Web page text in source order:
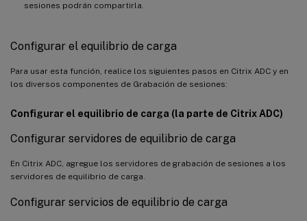
sesiones podrán compartirla.
Configurar el equilibrio de carga
Para usar esta función, realice los siguientes pasos en Citrix ADC y en
los diversos componentes de Grabación de sesiones:
Configurar el equilibrio de carga (la parte de Citrix ADC)
Configurar servidores de equilibrio de carga
En Citrix ADC, agregue los servidores de grabación de sesiones a los
servidores de equilibrio de carga.
Configurar servicios de equilibrio de carga